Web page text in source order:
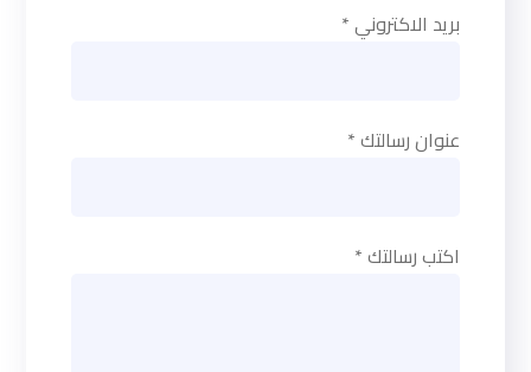
بريد الاكتروني *
عنوان رسالتك *
اكتب رسالتك *